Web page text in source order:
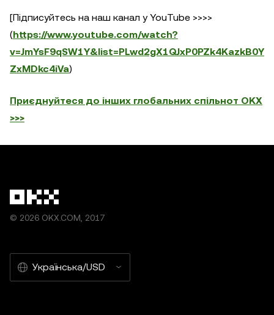
[Підписуйтесь на наш канал у YouTube >>>>
(https://www.youtube.com/watch?
v=JmYsF9qSW1Y&list=PLwd2gX1QJxP0PZk4KazkB0Y
ZxMDkc4iVa)
Приєднуйтеся до інших глобальних спільнот OKX
>>>
© 2026 OKX.COM, 2017
Українська/USD